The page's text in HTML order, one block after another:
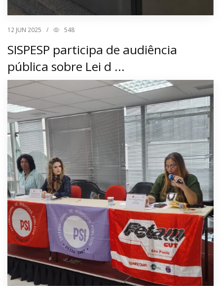
12 JUN 2025 / 548
SISPESP participa de audiência
pública sobre Lei d ...